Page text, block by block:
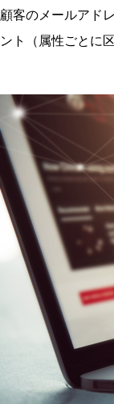
顧客のメールアド
ント（属性ごとに